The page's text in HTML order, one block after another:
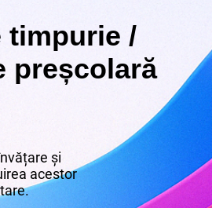
timpurie /
preșcolară
și
acestor